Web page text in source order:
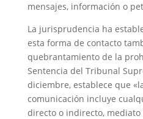
mensajes, información o
La jurisprudencia ha
esta forma de contacto
quebrantamiento de la
Sentencia del Tribunal
diciembre, establece que
comunicación incluye
directo o indirecto, mediato